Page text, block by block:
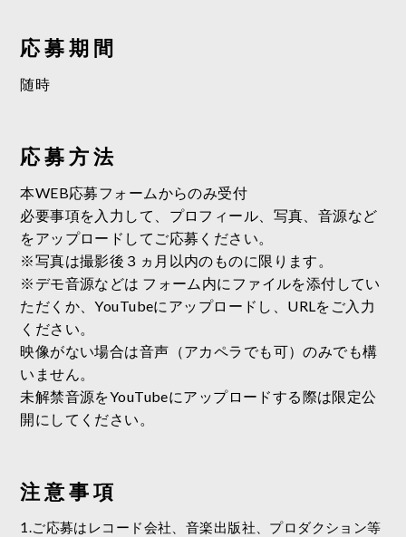
応 募 期 間
随時
応 募 方 法
本WEB応募フォームからのみ受付
必要事項を入力して、プロフィール、写真、音源など
をアップロードしてご応募ください。
※写真は撮影後３ヵ月以内のものに限ります。
※デモ音源などは フォーム内にファイルを添付してい
ただくか、YouTubeにアップロードし、URLをご入力
ください。
映像がない場合は音声（アカペラでも可）のみでも構
いません。
未解禁音源をYouTubeにアップロードする際は限定公
開にしてください。
注 意 事 項
1.ご応募はレコード会社、音楽出版社、プロダクション等